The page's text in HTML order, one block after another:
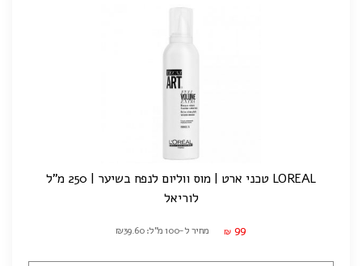
LOREAL טכני ארט | מוס ווליום לנפח בשיער | 250 מ"ל
לוריאל
₪ 99 מחיר ל-100 מ"ל: ₪39.60